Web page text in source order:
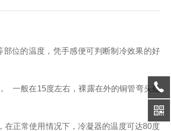
位的温度，凭手感便可判断制冷效果的好
一般在15度左右，裸露在外的铜管弯头处
在正常使用情况下，冷凝器的温度可达80度